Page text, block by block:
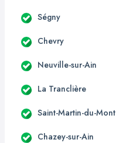
Ségny
Chevry
Neuville-sur-Ain
La Tranclière
Saint-Martin-du-Mont
Chazey-sur-Ain